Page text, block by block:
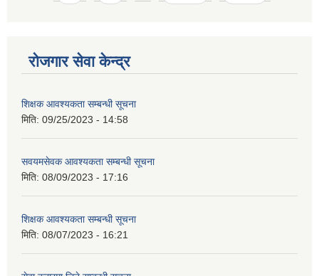
रोजगार सेवा केन्द्र
शिक्षक आवश्यकता सम्बन्धी सूचना
मिति: 09/25/2023 - 14:58
सवयमसेवक आवश्यकता सम्बन्धी सूचना
मिति: 08/09/2023 - 17:16
शिक्षक आवश्यकता सम्बन्धी सूचना
मिति: 08/07/2023 - 16:21